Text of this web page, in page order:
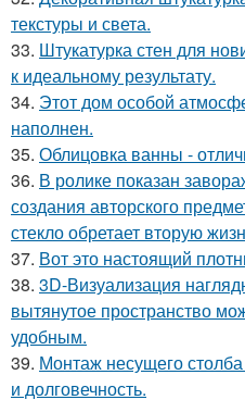
текстуры и света.
33. Штукатурка стен для
к идеальному результату.
34. Этот дом особой
наполнен.
35. Облицовка ванны -
36. В ролике показан
создания авторского
стекло обретает вторую
37. Вот это настоящий
38. 3D-Визуализация
вытянутое пространство
удобным.
39. Монтаж несущего
и долговечность.